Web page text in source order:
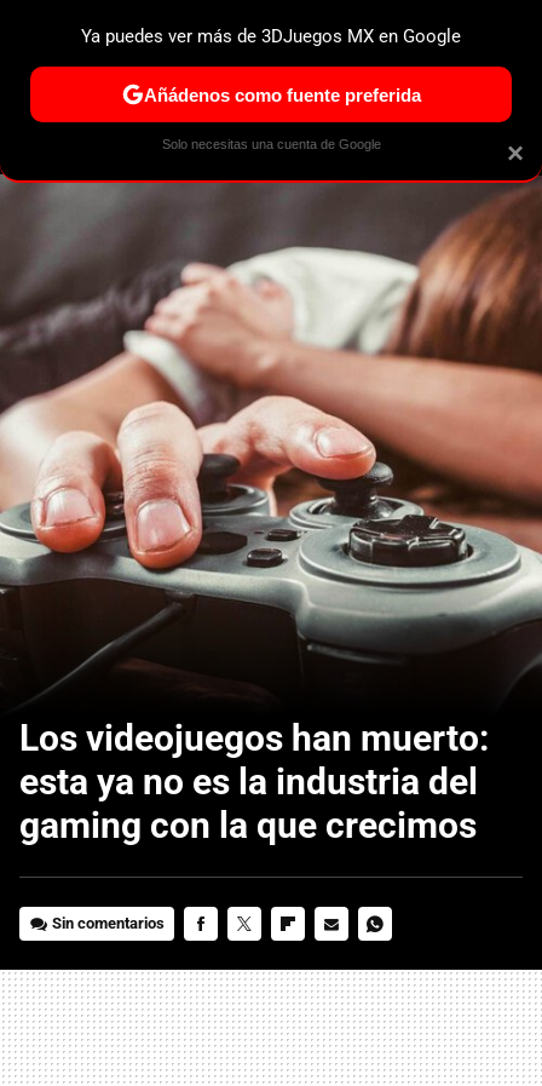
MENÚ NUEVO
PS5 NINTENDO SWITCH 2
Los videojuegos han muerto:
esta ya no es la industria del
gaming con la que crecimos
Sin comentarios
MAIL
×
Ya puedes ver más de 3DJuegos MX en Google
Añádenos como fuente preferida
Solo necesitas una cuenta de Google